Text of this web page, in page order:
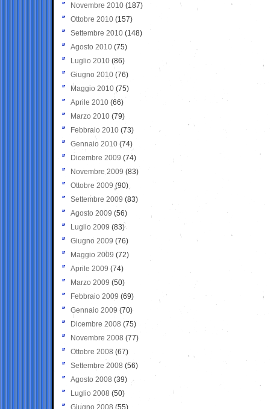
Novembre 2010 (187)
Ottobre 2010 (157)
Settembre 2010 (148)
Agosto 2010 (75)
Luglio 2010 (86)
Giugno 2010 (76)
Maggio 2010 (75)
Aprile 2010 (66)
Marzo 2010 (79)
Febbraio 2010 (73)
Gennaio 2010 (74)
Dicembre 2009 (74)
Novembre 2009 (83)
Ottobre 2009 (90)
Settembre 2009 (83)
Agosto 2009 (56)
Luglio 2009 (83)
Giugno 2009 (76)
Maggio 2009 (72)
Aprile 2009 (74)
Marzo 2009 (50)
Febbraio 2009 (69)
Gennaio 2009 (70)
Dicembre 2008 (75)
Novembre 2008 (77)
Ottobre 2008 (67)
Settembre 2008 (56)
Agosto 2008 (39)
Luglio 2008 (50)
Giugno 2008 (55)